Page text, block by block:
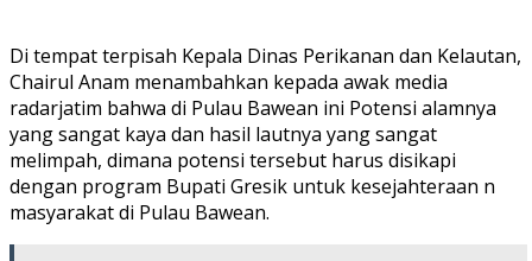
Di tempat terpisah Kepala Dinas Perikanan dan Kelautan,
Chairul Anam menambahkan kepada awak media
radarjatim bahwa di Pulau Bawean ini Potensi alamnya
yang sangat kaya dan hasil lautnya yang sangat
melimpah, dimana potensi tersebut harus disikapi
dengan program Bupati Gresik untuk kesejahteraan n
masyarakat di Pulau Bawean.